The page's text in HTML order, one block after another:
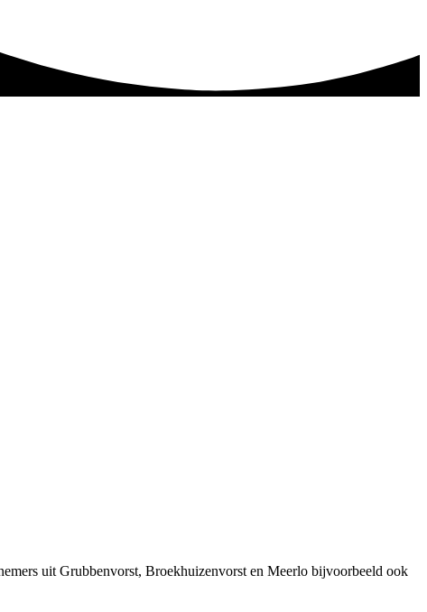
uit Grubbenvorst, Broekhuizenvorst en Meerlo bijvoorbeeld ook